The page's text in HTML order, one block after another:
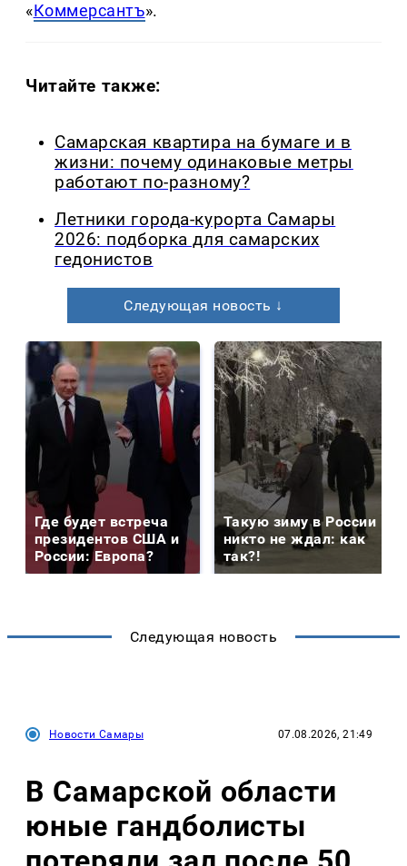
«Коммерсантъ».
Читайте также:
Самарская квартира на бумаге и в
жизни: почему одинаковые метры
работают по-разному?
Летники города-курорта Самары
2026: подборка для самарских
гедонистов
Следующая новость ↓
Где будет встреча
президентов США и
России: Европа?
Такую зиму в России
никто не ждал: как
так?!
Следующая новость
Новости Самары 07.08.2026, 21:49
В Самарской области
юные гандболисты